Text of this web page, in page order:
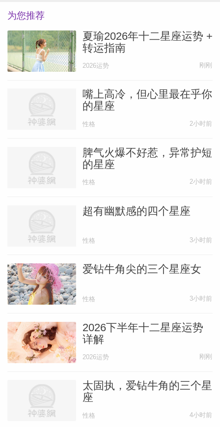
为您推荐
夏瑜2026年十二星座运势 +
转运指南
2026运势 刚刚
嘴上高冷，但心里最在乎你
的星座
性格 2小时前
脾气火爆不好惹，异常护短
的星座
性格 2小时前
超有幽默感的四个星座
性格 3小时前
爱钻牛角尖的三个星座女
性格 3小时前
2026下半年十二星座运势
详解
2026运势 刚刚
太固执，爱钻牛角的三个星
座
性格 4小时前